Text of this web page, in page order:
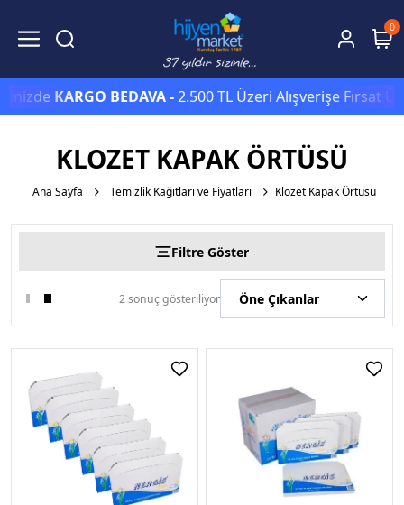
0
KARGO BEDAVA -2.500 TL Üzeri Alışverişe Fırsat
KLOZET KAPAK ÖRTÜSÜ
Ana Sayfa Temizlik Kağıtları ve Fiyatları Klozet Kapak Örtüsü
Filtre Göster
2 sonuç gösteriliyor